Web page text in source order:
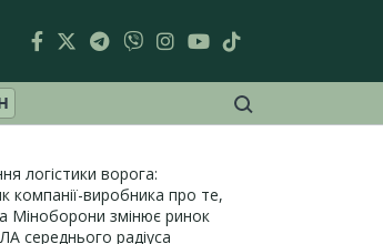
логістики ворога:
компанії-виробника про те,
Міноборони змінює ринок
середнього радіуса